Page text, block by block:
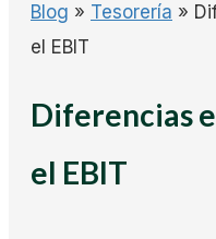
Blog » Tesorería »
el EBIT
Diferencias
el EBIT